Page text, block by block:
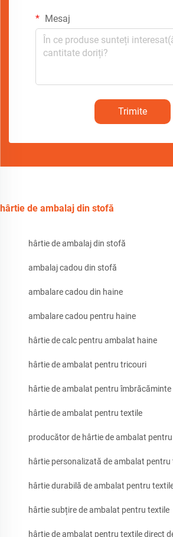
Mesaj
Trimite
hârtie de ambalaj din stofă
hârtie de ambalaj din stofă
ambalaj cadou din stofă
ambalare cadou din haine
ambalare cadou pentru haine
hârtie de calc pentru ambalat haine
hârtie de ambalat pentru tricouri
hârtie de ambalat pentru îmbrăcăminte
hârtie de ambalat pentru textile
producător de hârtie de ambalat
hârtie personalizată de ambalat pentru
hârtie durabilă de ambalat pentru
hârtie subțire de ambalat pentru textile
hârtie de ambalat pentru textile direct